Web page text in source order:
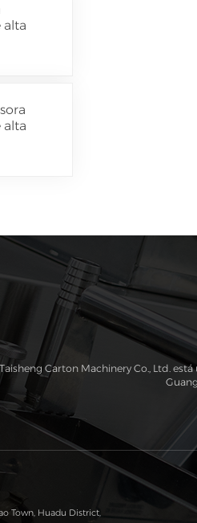
alta
alta
vacío
Carton Machinery Co., Ltd.
Town, Huadu District,